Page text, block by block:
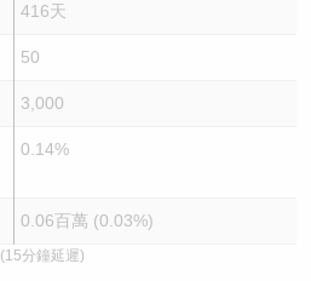
416天
50
3,000
0.14%
0.06百萬 (0.03%)
(15分鐘延遲)